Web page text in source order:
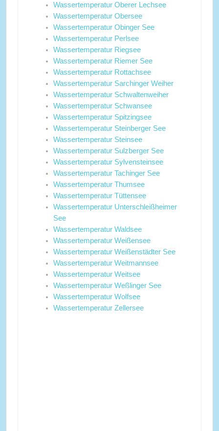
Wassertemperatur Oberer Lechsee
Wassertemperatur Obersee
Wassertemperatur Obinger See
Wassertemperatur Perlsee
Wassertemperatur Riegsee
Wassertemperatur Riemer See
Wassertemperatur Rottachsee
Wassertemperatur Sarchinger Weiher
Wassertemperatur Schwaltenweiher
Wassertemperatur Schwansee
Wassertemperatur Spitzingsee
Wassertemperatur Steinberger See
Wassertemperatur Steinsee
Wassertemperatur Sulzberger See
Wassertemperatur Sylvensteinsee
Wassertemperatur Tachinger See
Wassertemperatur Thumsee
Wassertemperatur Tüttensee
Wassertemperatur Unterschleißheimer
See
Wassertemperatur Waldsee
Wassertemperatur Weißensee
Wassertemperatur Weißenstädter See
Wassertemperatur Weitmannsee
Wassertemperatur Weitsee
Wassertemperatur Weßlinger See
Wassertemperatur Wolfsee
Wassertemperatur Zellersee